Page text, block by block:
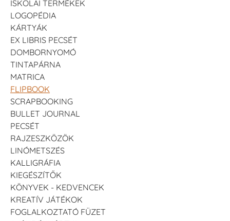
ISKOLAI TERMÉKEK
LOGOPÉDIA
KÁRTYÁK
EX LIBRIS PECSÉT
DOMBORNYOMÓ
TINTAPÁRNA
MATRICA
FLIPBOOK
SCRAPBOOKING
BULLET JOURNAL
PECSÉT
RAJZESZKÖZÖK
LINÓMETSZÉS
KALLIGRÁFIA
KIEGÉSZÍTŐK
KÖNYVEK - KEDVENCEK
KREATÍV JÁTÉKOK
FOGLALKOZTATÓ FÜZET